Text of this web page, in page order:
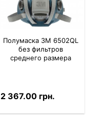
Полумаска 3M 6502QL
без фильтров
среднего размера
2 367.00 грн.